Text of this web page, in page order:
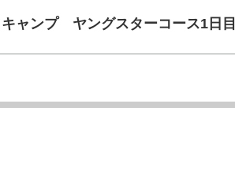
ャンプ ヤングスターコース1日